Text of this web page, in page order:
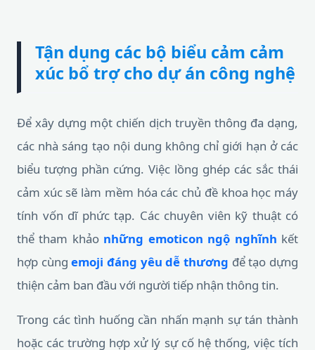
Tận dụng các bộ biểu cảm cảm
xúc bổ trợ cho dự án công nghệ
Để xây dựng một chiến dịch truyền thông đa dạng,
các nhà sáng tạo nội dung không chỉ giới hạn ở các
biểu tượng phần cứng. Việc lồng ghép các sắc thái
cảm xúc sẽ làm mềm hóa các chủ đề khoa học máy
tính vốn dĩ phức tạp. Các chuyên viên kỹ thuật có
thể tham khảo những emoticon ngộ nghĩnh kết
hợp cùngemoji đáng yêu dễ thương để tạo dựng
thiện cảm ban đầu với người tiếp nhận thông tin.
Trong các tình huống cần nhấn mạnh sự tán thành
hoặc các trường hợp xử lý sự cố hệ thống, việc tích